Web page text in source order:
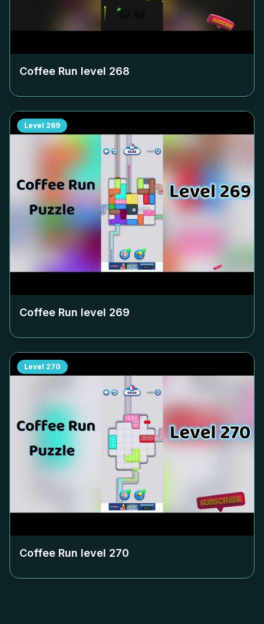
Coffee Run level 268
Level 269
Coffee Run level 269
Level 270
Coffee Run level 270